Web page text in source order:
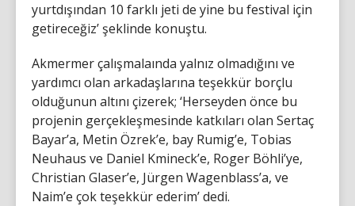
yurtdışından 10 farklı jeti de yine bu festival için
getireceğiz’ şeklinde konuştu.
Akmermer çalışmalaında yalnız olmadığını ve
yardımcı olan arkadaşlarına teşekkür borçlu
olduğunun altını çizerek; ‘Herseyden önce bu
projenin gerçekleşmesinde katkıları olan Sertaç
Bayar’a, Metin Özrek’e, bay Rumig’e, Tobias
Neuhaus ve Daniel Kmineck’e, Roger Böhli’ye,
Christian Glaser’e, Jürgen Wagenblass’a, ve
Naim’e çok teşekkür ederim’ dedi.